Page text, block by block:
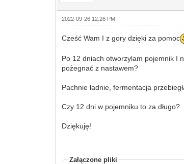
2022-09-26 12:26 PM
Cześć Wam I z gory dzięki za pomoc
Po 12 dniach otworzylam pojemnik I
pożegnać z nastawem?
Pachnie ładnie, fermentacja
Czy 12 dni w pojemniku to za długo?
Dziękuję!
Załączone pliki